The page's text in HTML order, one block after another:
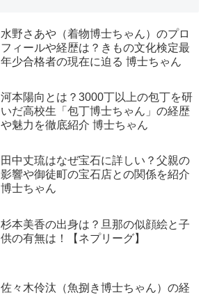
水野さあや（着物博士ちゃん）のプロ
フィールや経歴は？きもの文化検定最
年少合格者の現在に迫る 博士ちゃん
河本陽向とは？3000丁以上の包丁を研
いだ高校生「包丁博士ちゃん」の経歴
や魅力を徹底紹介 博士ちゃん
田中丈琉はなぜ宝石に詳しい？父親の
影響や御徒町の宝石店との関係を紹介
博士ちゃん
杉本美香の出身は？旦那の似顔絵と子
供の有無は！【ネプリーグ】
佐々木伶汰（魚捌き博士ちゃん）の経